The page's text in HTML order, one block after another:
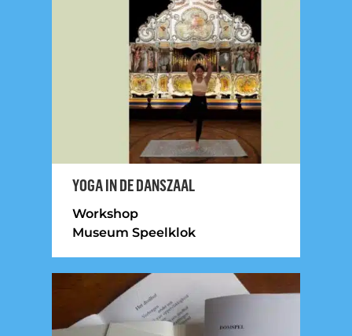
YOGA IN DE DANSZAAL
Workshop
Museum Speelklok